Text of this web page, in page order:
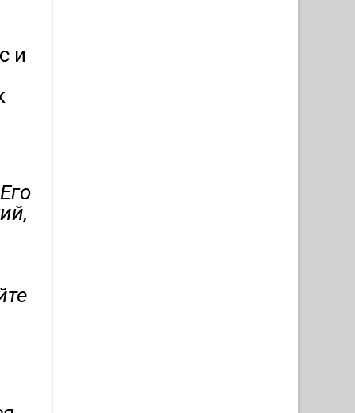
и
Его